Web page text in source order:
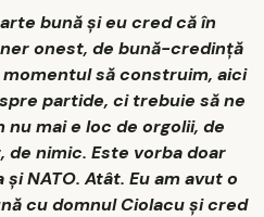
bună și eu cred că în
onest, de bună-credință
momentul să construim, aici
partide, ci trebuie să ne
nu mai e loc de orgolii, de
de nimic. Este vorba doar
NATO. Atât. Eu am avut o
cu domnul Ciolacu și cred